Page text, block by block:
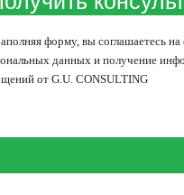
форму, вы соглашаетесь
данных и получение
от G.U. CONSULTING